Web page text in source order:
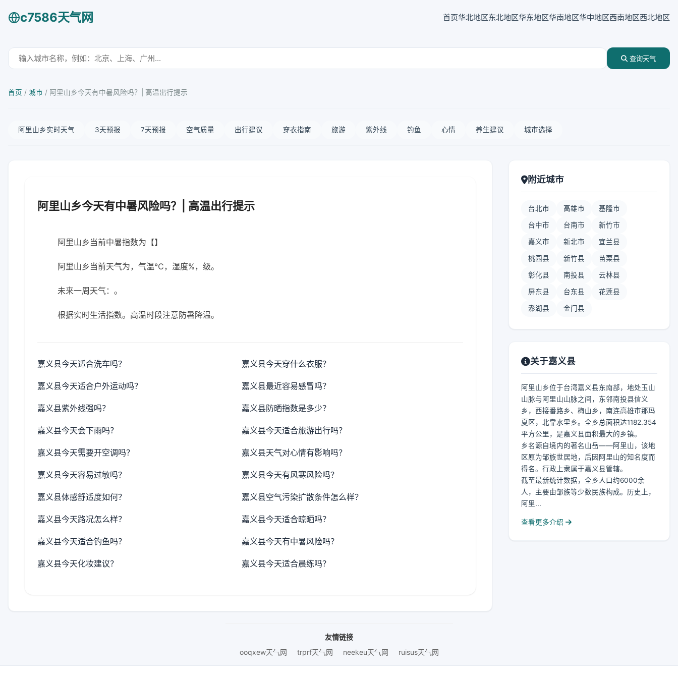
c7586天气网 首页华北地区东北地区华东地区华南地区华中地区西南地区西北地区
查询天气
首页 / 城市 / 阿里山乡今天有中暑风险吗？| 高温出行提示
阿里山乡实时天气 3天预报 7天预报 空气质量 出行建议 穿衣指南 旅游 紫外线 钓鱼 心情 养生建议 城市选择
阿里山乡今天有中暑风险吗？| 高温出行提示
阿里山乡当前中暑指数为【】
阿里山乡当前天气为，气温℃，湿度%，级。
未来一周天气：。
根据实时生活指数。高温时段注意防暑降温。
嘉义县今天适合洗车吗？ 嘉义县今天穿什么衣服？
嘉义县今天适合户外运动吗？ 嘉义县最近容易感冒吗？
嘉义县紫外线强吗？ 嘉义县防晒指数是多少？
嘉义县今天会下雨吗？ 嘉义县今天适合旅游出行吗？
嘉义县今天需要开空调吗？ 嘉义县天气对心情有影响吗？
嘉义县今天容易过敏吗？ 嘉义县今天有风寒风险吗？
嘉义县体感舒适度如何？ 嘉义县空气污染扩散条件怎么样？
嘉义县今天路况怎么样？ 嘉义县今天适合晾晒吗？
嘉义县今天适合钓鱼吗？ 嘉义县今天有中暑风险吗？
嘉义县今天化妆建议？ 嘉义县今天适合晨练吗？
附近城市
台北市 高雄市 基隆市
台中市 台南市 新竹市
嘉义市 新北市 宜兰县
桃园县 新竹县 苗栗县
彰化县 南投县 云林县
屏东县 台东县 花莲县
澎湖县 金门县
关于嘉义县
阿里山乡位于台湾嘉义县东南部，地处玉山
山脉与阿里山山脉之间，东邻南投县信义
乡，西接番路乡、梅山乡，南连高雄市那玛
夏区，北靠水里乡。全乡总面积达1182.354
平方公里，是嘉义县面积最大的乡镇。
乡名源自境内的著名山岳——阿里山，该地
区原为邹族世居地，后因阿里山的知名度而
得名。行政上隶属于嘉义县管辖。
截至最新统计数据，全乡人口约6000余
人，主要由邹族等少数民族构成。历史上，
阿里...
查看更多介绍
友情链接
ooqxew天气网
trprf天气网 neekeu天气网 ruisus天气网